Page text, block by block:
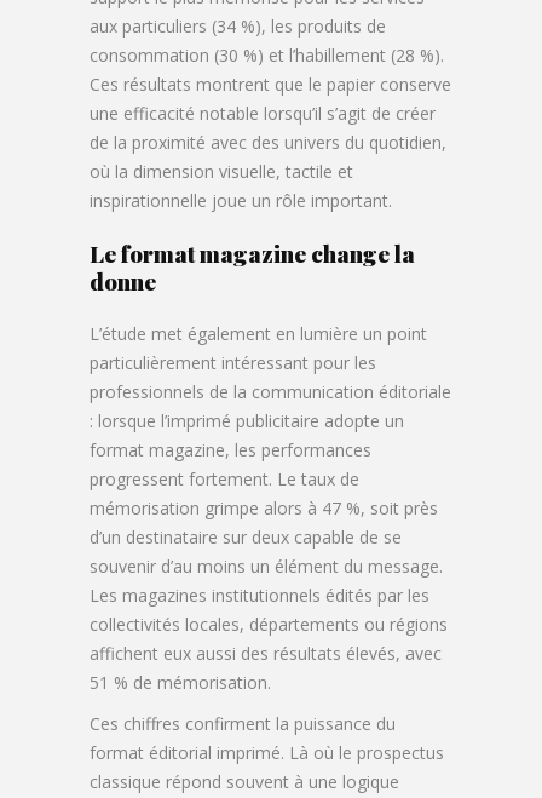
aux particuliers (34 %), les produits de
consommation (30 %) et l’habillement (28 %).
Ces résultats montrent que le papier conserve
une efficacité notable lorsqu’il s’agit de créer
de la proximité avec des univers du quotidien,
où la dimension visuelle, tactile et
inspirationnelle joue un rôle important.
Le format magazine change la
donne
L’étude met également en lumière un point
particulièrement intéressant pour les
professionnels de la communication éditoriale
: lorsque l’imprimé publicitaire adopte un
format magazine, les performances
progressent fortement. Le taux de
mémorisation grimpe alors à 47 %, soit près
d’un destinataire sur deux capable de se
souvenir d’au moins un élément du message.
Les magazines institutionnels édités par les
collectivités locales, départements ou régions
affichent eux aussi des résultats élevés, avec
51 % de mémorisation.
Ces chiffres confirment la puissance du
format éditorial imprimé. Là où le prospectus
classique répond souvent à une logique